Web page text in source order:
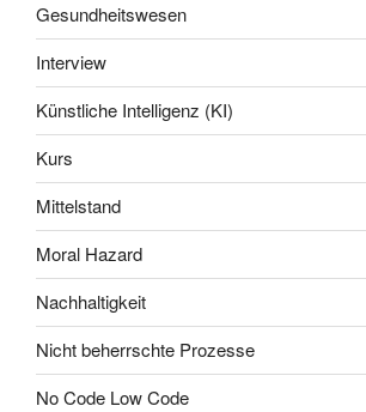
Gesundheitswesen
Interview
Künstliche Intelligenz (KI)
Kurs
Mittelstand
Moral Hazard
Nachhaltigkeit
Nicht beherrschte Prozesse
No Code Low Code